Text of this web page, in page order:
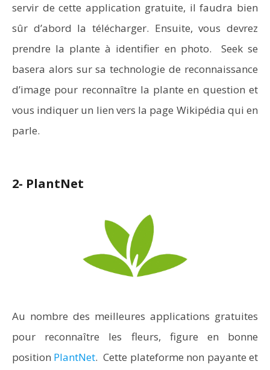
servir de cette application gratuite, il faudra bien
sûr d’abord la télécharger. Ensuite, vous devrez
prendre la plante à identifier en photo. Seek se
basera alors sur sa technologie de reconnaissance
d’image pour reconnaître la plante en question et
vous indiquer un lien vers la page Wikipédia qui en
parle.
2- PlantNet
Au nombre des meilleures applications gratuites
pour reconnaître les fleurs, figure en bonne
position PlantNet. Cette plateforme non payante et